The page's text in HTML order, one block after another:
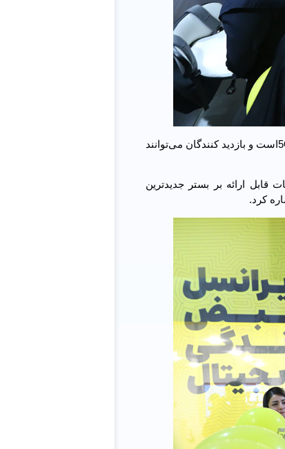
غرفه ایرانسل در نمایشگاه الکامپ ۱۴۰۲، مانند نمایشگاه‌های گذشته، تحت پوشش شبکه نسل پنج تلفن‌همراه 5Gاست و بازدید کنندگان می‌توانند
الکامپ ۱۴۰۲، می‌توان به معرفی خدمات قابل ارائه بر بستر جدیدترین